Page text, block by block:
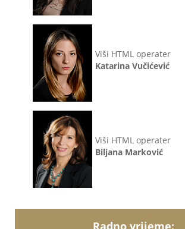
Viši HTML operater
Katarina Vučićević
Viši HTML operater
Biljana Marković
Radno vrijeme: